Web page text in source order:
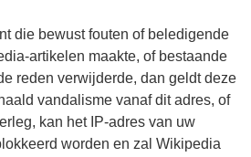
die bewust fouten of beledigende
artikelen maakte, of bestaande
reden verwijderde, dan geldt deze
vandalisme vanaf dit adres, of
kan het IP-adres van uw
worden en zal Wikipedia